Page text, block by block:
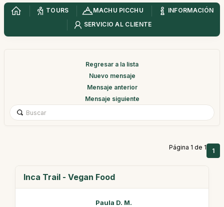
TOURS MACHU PICCHU
INFORMACIÓN
SERVICIO AL CLIENTE
Regresar a la lista
Nuevo mensaje
Mensaje anterior
Mensaje siguiente
Página 1 de 1 1
Inca Trail - Vegan Food
Paula D. M.